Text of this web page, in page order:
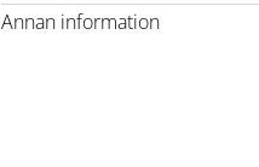
Annan information